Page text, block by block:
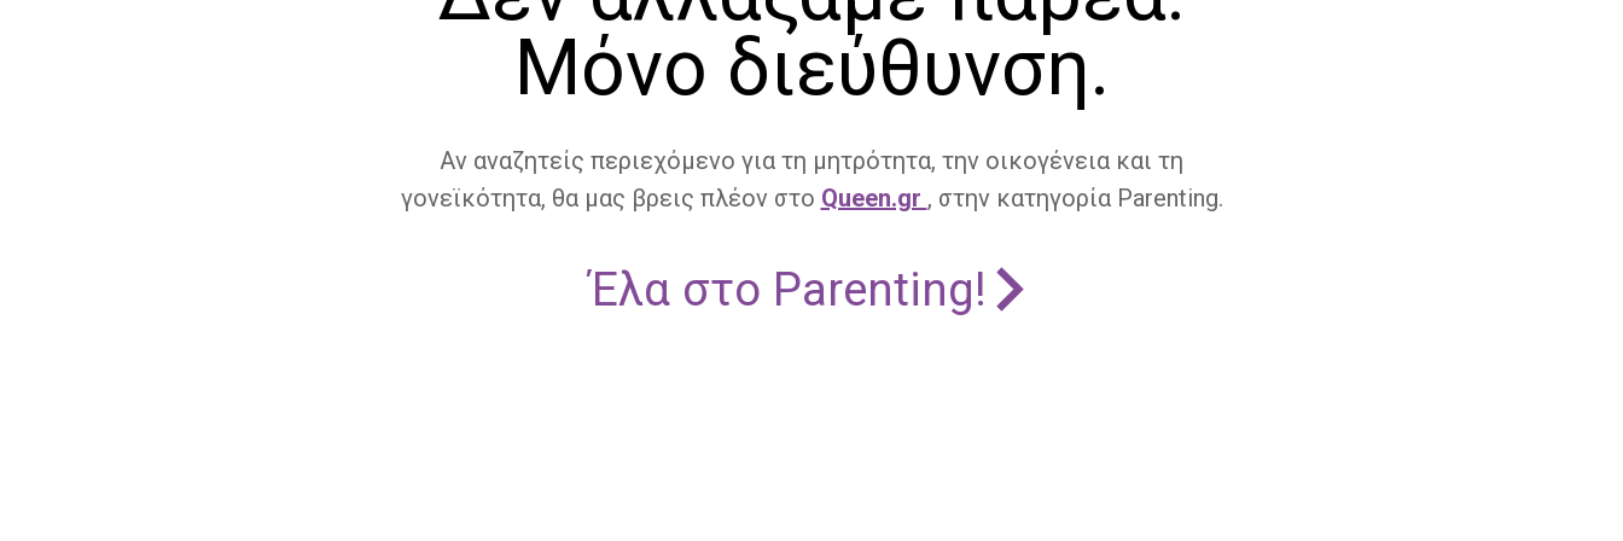
Μόνο διεύθυνση.
Αν αναζητείς περιεχόμενο για τη μητρότητα, την οικογένεια και τη
γονεϊκότητα, θα μας βρεις πλέον στο Queen.gr , στην κατηγορία Parenting.
Έλα στο Parenting!